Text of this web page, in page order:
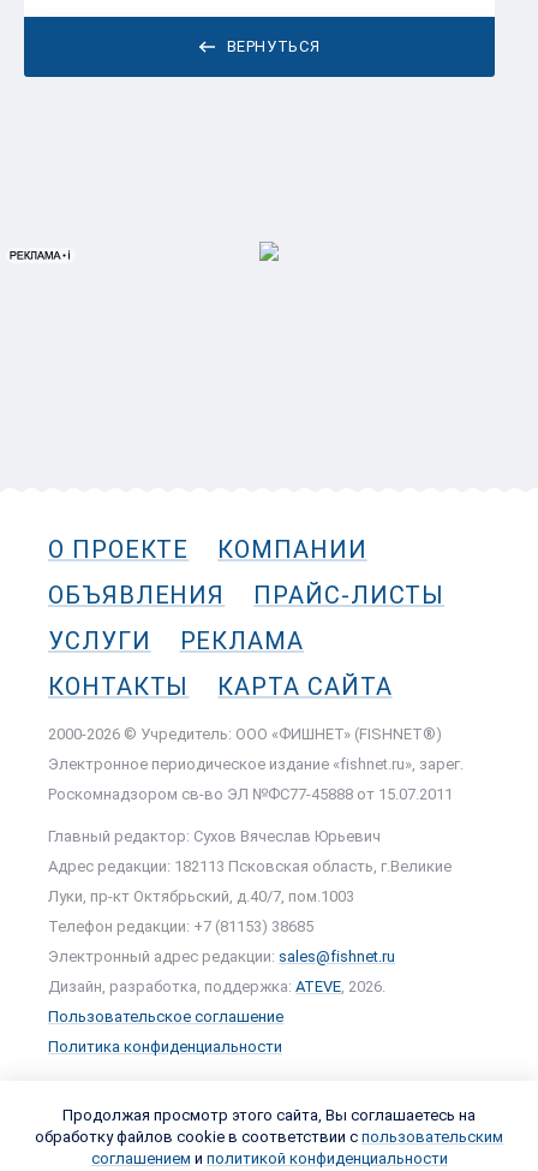
ВЕРНУТЬСЯ
О ПРОЕКТЕ
КОМПАНИИ
ОБЪЯВЛЕНИЯ
ПРАЙС-ЛИСТЫ
УСЛУГИ
РЕКЛАМА
КОНТАКТЫ
КАРТА САЙТА
2000-2026 © Учредитель: ООО «ФИШНЕТ» (FISHNET®)
Электронное периодическое издание «fishnet.ru», зарег.
Роскомнадзором cв-во ЭЛ №ФС77-45888 от 15.07.2011
Главный редактор: Сухов Вячеслав Юрьевич
Адрес редакции: 182113 Псковская область, г.Великие
Луки, пр-кт Октябрьский, д.40/7, пом.1003
Телефон редакции: +7 (81153) 38685
Электронный адрес редакции: sales@fishnet.ru
Дизайн, разработка, поддержка: ATEVE , 2026.
Пользовательское соглашение
Политика конфиденциальности
Продолжая просмотр этого сайта, Вы соглашаетесь на
обработку файлов cookie в соответствии с пользовательским
соглашением и политикой конфиденциальности